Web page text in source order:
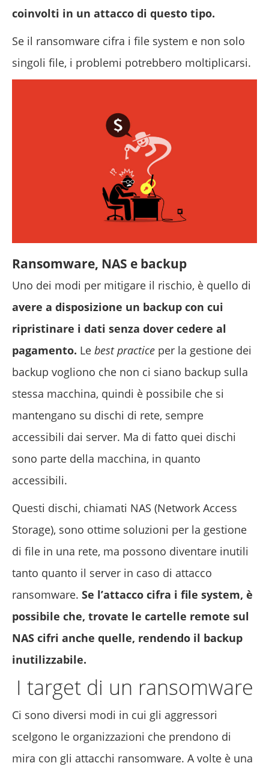
coinvolti in un attacco di questo tipo.
Se il ransomware cifra i file system e non solo
singoli file, i problemi potrebbero moltiplicarsi.
Ransomware, NAS e backup
Uno dei modi per mitigare il rischio, è quello di
avere a disposizione un backup con cui
ripristinare i dati senza dover cedere al
pagamento. Le best practice per la gestione dei
backup vogliono che non ci siano backup sulla
stessa macchina, quindi è possibile che si
mantengano su dischi di rete, sempre
accessibili dai server. Ma di fatto quei dischi
sono parte della macchina, in quanto
accessibili.
Questi dischi, chiamati NAS (Network Access
Storage), sono ottime soluzioni per la gestione
di file in una rete, ma possono diventare inutili
tanto quanto il server in caso di attacco
ransomware. Se l’attacco cifra i file system, è
possibile che, trovate le cartelle remote sul
NAS cifri anche quelle, rendendo il backup
inutilizzabile.
I target di un ransomware
Ci sono diversi modi in cui gli aggressori
scelgono le organizzazioni che prendono di
mira con gli attacchi ransomware. A volte è una